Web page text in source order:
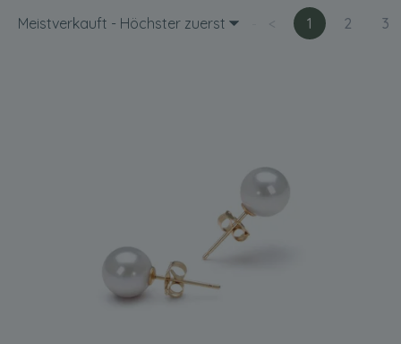
Meistverkauft - Höchster zuerst 1 2 3